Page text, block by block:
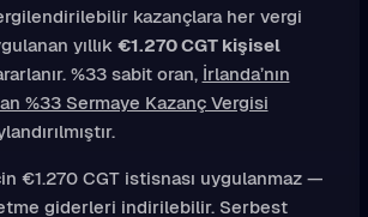
kazançlara her vergi
yıllık €1.270 CGT kişisel
%33 sabit oran, İrlanda’nın
%33 Sermaye Kazanç Vergisi
€1.270 CGT istisnası uygulanmaz —
giderleri indirilebilir. Serbest